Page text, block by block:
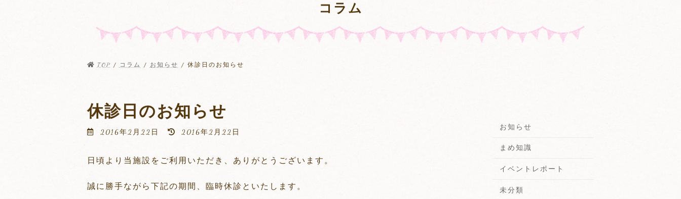
コラム
TOP コラム お知らせ 休診日のお知らせ
休診日のお知らせ
2016年2月22日
最
新
時
2016年2月22日
日頃より当施設をご利用いただき、ありがとうございます。
誠に勝手ながら下記の期間、臨時休診といたします。
お知らせ
まめ知識
イベントレポート
未分類